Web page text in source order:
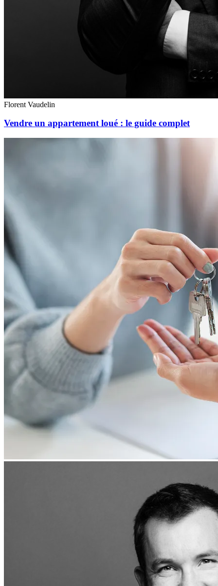
Florent Vaudelin
Vendre un appartement loué : le guide complet